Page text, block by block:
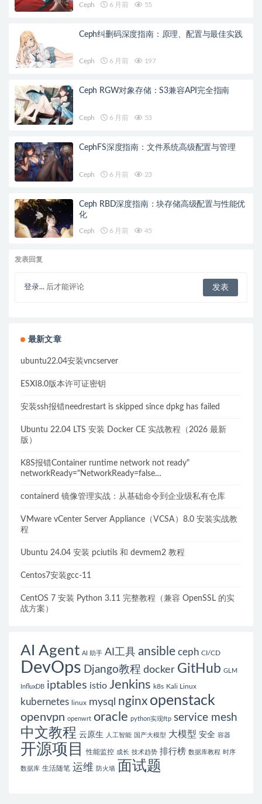
Ceph 6 月前 55
Ceph纠删码深度指南：原理、配置与最佳实践
Ceph 6 月前 197
Ceph RGW对象存储：S3兼容API完全指南
Ceph 6 月前 53
CephFS深度指南：文件系统高级配置与管理
Ceph 6 月前 23
Ceph RBD深度指南：块存储高级配置与性能优
化
Ceph 6 月前 45
发表回复
登录... 后才能评论
最新文章
ubuntu22.04安装vncserver
ESXI8.0版本许可证密钥
安装ssh报错needrestart is skipped since dpkg has failed
Ubuntu 22.04 LTS 安装 Docker CE 实战教程（2026 最新
版）
K8S报错Container runtime network not ready"
networkReady="NetworkReady=false
containerd 镜像管理实战：从基础命令到企业级私有仓库
VMware vCenter Server Appliance（VCSA）8.0 安装实战教
程
Ubuntu 24.04 安装 pciutils 和 devmem2 教程
Centos7安装gcc-11
CentOS 7 安装 Python 3.11 完整教程（兼容 OpenSSL 的实
战方案）
AI Agent AI 助手 AI工具 ansible ceph CI/CD
DevOps Django教程 docker GitHub GLM
InfluxDB iptables istio Jenkins k8s Kali Linux
kubernetes linux mysql nginx openstack
openvpn openwrt oracle python实现ftp service mesh
中文教程 云原生 人工智能 国产大模型 大模型 安全 容器
开源项目 性能监控 成长 技术趋势 排行榜 数据库教程 时序
数据库 生活随笔 运维 防火墙 面试题